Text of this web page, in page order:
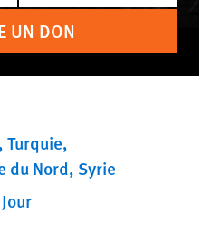
UN DON
Turquie
du Nord Syrie